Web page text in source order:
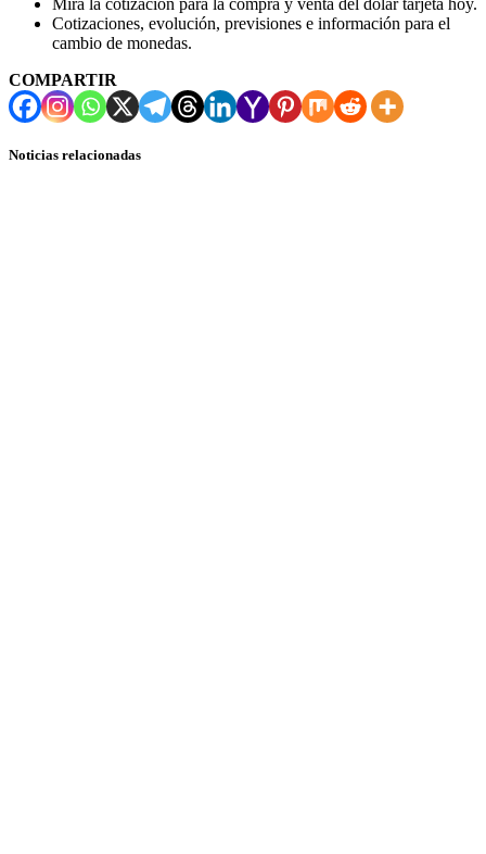
Cotizaciones, evolución, previsiones e información para el
cambio de monedas.
COMPARTIR
Noticias relacionadas